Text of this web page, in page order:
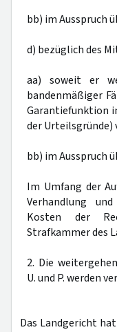
bb) im Ausspruch
d) bezüglich des
aa) soweit er
bandenmäßiger
Garantiefunktion
der
bb) im Ausspruch
Im Umfang der
Verhandlung
Kosten der
Strafkammer des
2. Die
U. und P. werden
Das Landgericht